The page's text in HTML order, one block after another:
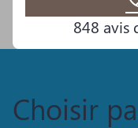
848 avis
Choisir